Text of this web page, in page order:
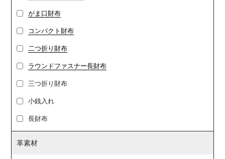
がま口財布
コンパクト財布
二つ折り財布
ラウンドファスナー長財布
三つ折り財布
小銭入れ
長財布
革素材